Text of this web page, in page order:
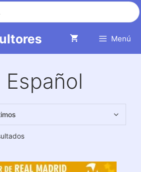
Menú
Ordenado
últimos